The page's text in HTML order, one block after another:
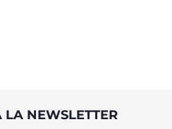
LA NEWSLETTER